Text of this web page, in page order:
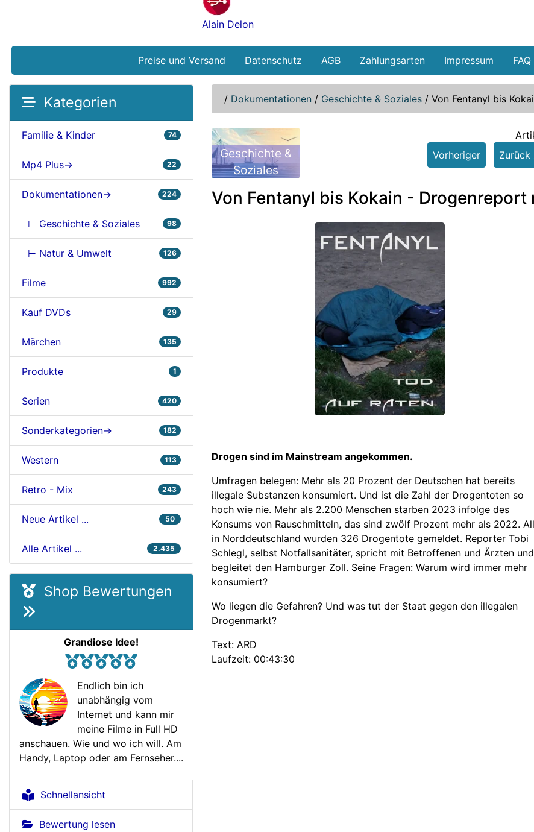
Alain Delon
Preise und Versand Datenschutz AGB Zahlungsarten Impressum FAQ
Kategorien
Familie & Kinder 74
Mp4 Plus-> 22
Dokumentationen-> 224
⊢ Geschichte & Soziales 98
⊢ Natur & Umwelt 126
Filme 992
Kauf DVDs 29
Märchen 135
Produkte 1
Serien 420
Sonderkategorien-> 182
Western 113
Retro - Mix 243
Neue Artikel ... 50
Alle Artikel ... 2.435
Shop Bewertungen
Grandiose Idee!
Endlich bin ich
unabhängig vom
Internet und kann mir
meine Filme in Full HD
anschauen. Wie und wo ich will. Am
Handy, Laptop oder am Fernseher....
Schnellansicht
Bewertung lesen
/ Dokumentationen / Geschichte & Soziales / Von Fentanyl bis
Geschichte &
Soziales
Vorheriger
Von Fentanyl bis Kokain - Drogenreport
Drogen sind im Mainstream angekommen.
Umfragen belegen: Mehr als 20 Prozent der Deutschen hat bereits
illegale Substanzen konsumiert. Und ist die Zahl der Drogentoten so
hoch wie nie. Mehr als 2.200 Menschen starben 2023 infolge des
Konsums von Rauschmitteln, das sind zwölf Prozent mehr als 2022.
in Norddeutschland wurden 326 Drogentote gemeldet. Reporter Tobi
Schlegl, selbst Notfallsanitäter, spricht mit Betroffenen und Ärzten und
begleitet den Hamburger Zoll. Seine Fragen: Warum wird immer mehr
konsumiert?
Wo liegen die Gefahren? Und was tut der Staat gegen den illegalen
Drogenmarkt?
Text: ARD
Laufzeit: 00:43:30